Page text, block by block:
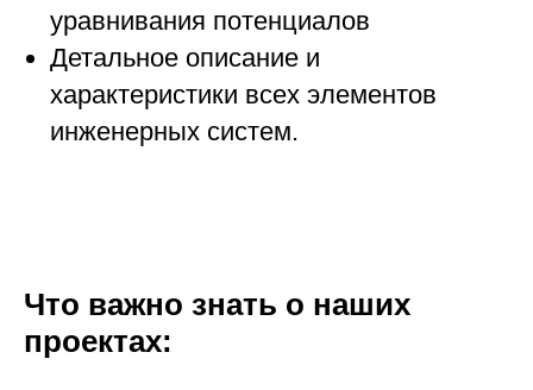
уравнивания потенциалов
Детальное описание и
характеристики всех элементов
инженерных систем.
Что важно знать о наших
проектах: